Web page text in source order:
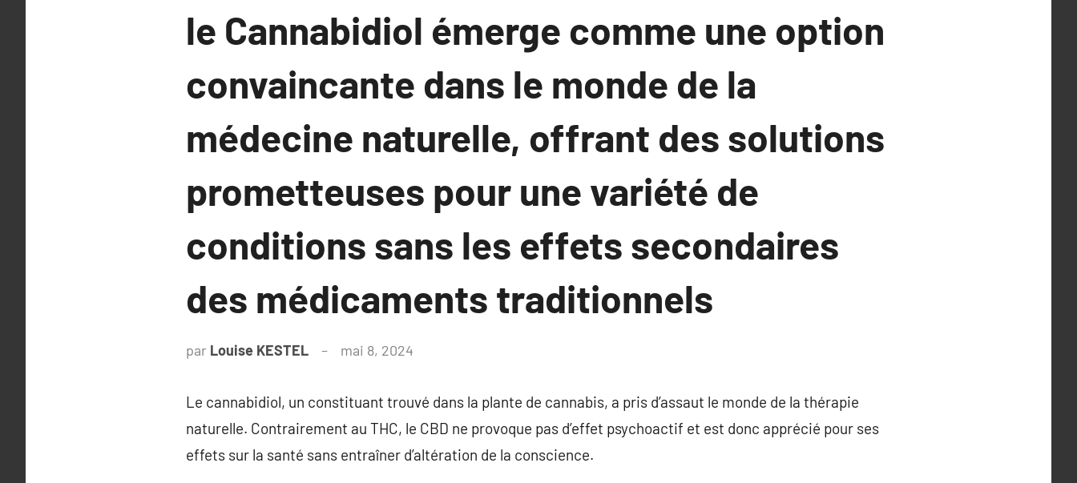
le Cannabidiol émerge comme une option
convaincante dans le monde de la
médecine naturelle, offrant des solutions
prometteuses pour une variété de
conditions sans les effets secondaires
des médicaments traditionnels
par Louise KESTEL mai 8, 2024
Le cannabidiol, un constituant trouvé dans la plante de cannabis, a pris d’assaut le monde de la thérapie
naturelle. Contrairement au THC, le CBD ne provoque pas d’effet psychoactif et est donc apprécié pour ses
effets sur la santé sans entraîner d’altération de la conscience.